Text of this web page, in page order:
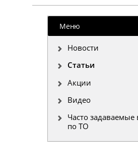
Меню
Новости
Статьи
Акции
Видео
Часто задаваемые
по ТО